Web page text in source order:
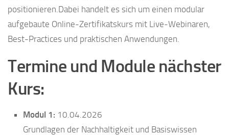
positionieren.Dabei handelt es sich um einen modular
aufgebaute Online-Zertifikatskurs mit Live-Webinaren,
Best-Practices und praktischen Anwendungen.
Termine und Module nächster
Kurs:
Modul 1: 10.04.2026
Grundlagen der Nachhaltigkeit und Basiswissen